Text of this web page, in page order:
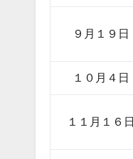
９月１９日
１０月４日
１１月１６日